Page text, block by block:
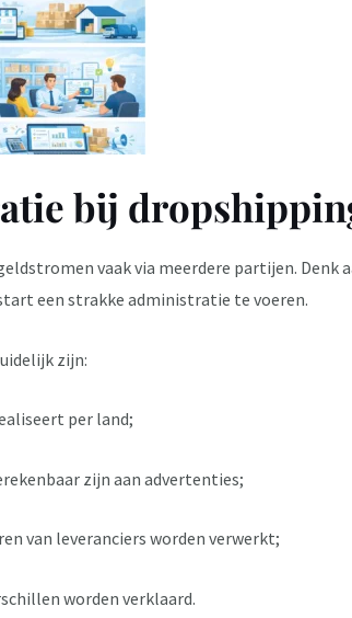
bij
vaak via meerdere partijen.
een strakke administratie te voeren.
zijn:
per land;
zijn aan advertenties;
van leveranciers worden verwerkt;
worden verklaard.